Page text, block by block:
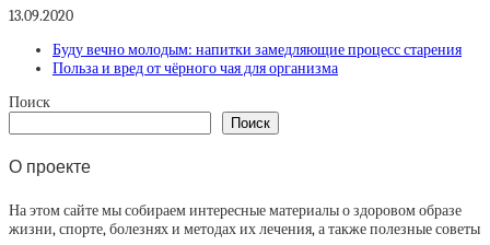
13.09.2020
Буду вечно молодым: напитки замедляющие процесс старения
Польза и вред от чёрного чая для организма
Поиск
Поиск
О проекте
На этом сайте мы собираем интересные материалы о здоровом образе
жизни, спорте, болезнях и методах их лечения, а также полезные советы